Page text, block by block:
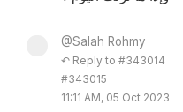
@Salah Rohmy
↶ Reply to #343014
#343015
11:11 AM, 05 Oct 2023